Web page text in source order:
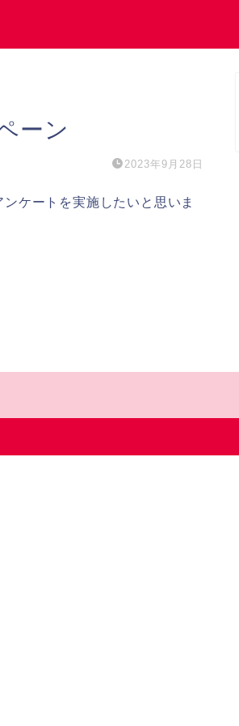
ーン
2023年9月28日
ケートを実施したいと思いま